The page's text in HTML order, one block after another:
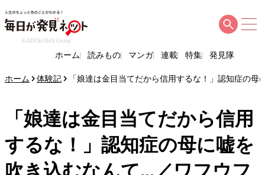
KADOKAWA Group
ホーム 読みもの マンガ 連載 特集 発見隊
ホーム 体験記 「娘達は金目当てだから信用するな！」認知症の
「娘達は金目当てだから信用
するな！」認知症の母に嘘を